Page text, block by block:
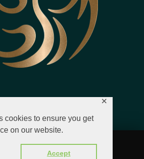
cookies to ensure you get
on our website.
Accept
✕
2026 All Rights Reserved.